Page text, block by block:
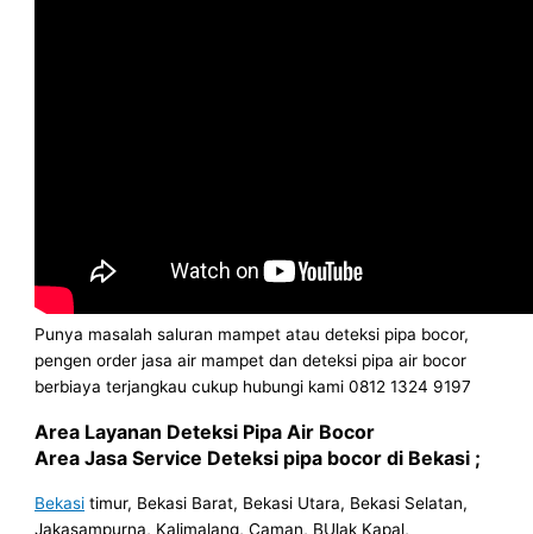
Punya masalah saluran mampet atau deteksi pipa bocor,
pengen order jasa air mampet dan deteksi pipa air bocor
berbiaya terjangkau cukup hubungi kami 0812 1324 9197
Area Layanan Deteksi Pipa Air Bocor
Area Jasa Service Deteksi pipa bocor di Bekasi ;
Bekasi timur, Bekasi Barat, Bekasi Utara, Bekasi Selatan,
Jakasampurna, Kalimalang, Caman, BUlak Kapal,